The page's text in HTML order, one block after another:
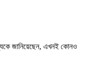
জানিয়েছেন, এখনই কোনও